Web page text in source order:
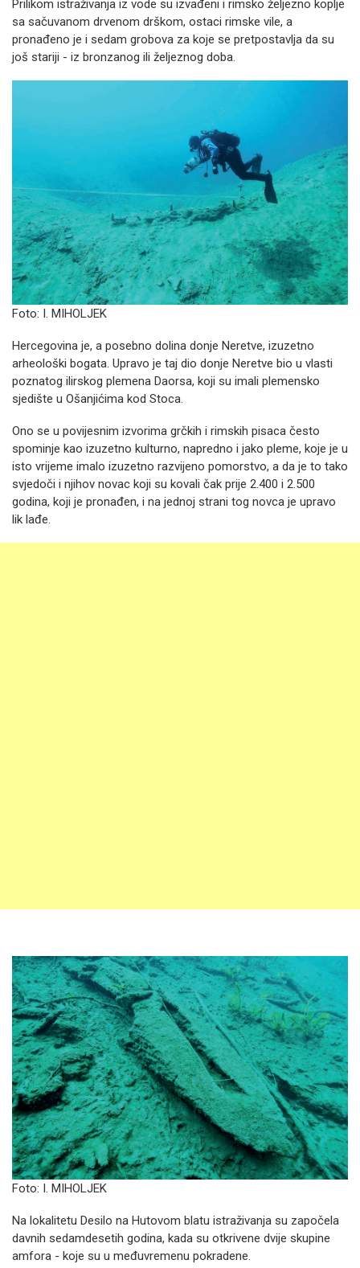
Prilikom istraživanja iz vode su izvađeni i rimsko željezno koplje
sa sačuvanom drvenom drškom, ostaci rimske vile, a
pronađeno je i sedam grobova za koje se pretpostavlja da su
još stariji - iz bronzanog ili željeznog doba.
Foto: I. MIHOLJEK
Hercegovina je, a posebno dolina donje Neretve, izuzetno
arheološki bogata. Upravo je taj dio donje Neretve bio u vlasti
poznatog ilirskog plemena Daorsa, koji su imali plemensko
sjedište u Ošanjićima kod Stoca.
Ono se u povijesnim izvorima grčkih i rimskih pisaca često
spominje kao izuzetno kulturno, napredno i jako pleme, koje je u
isto vrijeme imalo izuzetno razvijeno pomorstvo, a da je to tako
svjedoči i njihov novac koji su kovali čak prije 2.400 i 2.500
godina, koji je pronađen, i na jednoj strani tog novca je upravo
lik lađe.
Foto: I. MIHOLJEK
Na lokalitetu Desilo na Hutovom blatu istraživanja su započela
davnih sedamdesetih godina, kada su otkrivene dvije skupine
amfora - koje su u međuvremenu pokradene.